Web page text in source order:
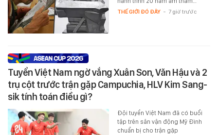
THẾ GIỚI ĐÓ ĐÂY - 7 giờ trước
Tuyển Việt Nam ngờ vắng Xuân Son, Văn Hậu và 2
trụ cột trước trận gặp Campuchia, HLV Kim Sang-
sik tính toán điều gì?
Đội tuyển Việt Nam đã có buổi
tập trên sân vận động Mỹ Đình
chuẩn bị cho trận gặp